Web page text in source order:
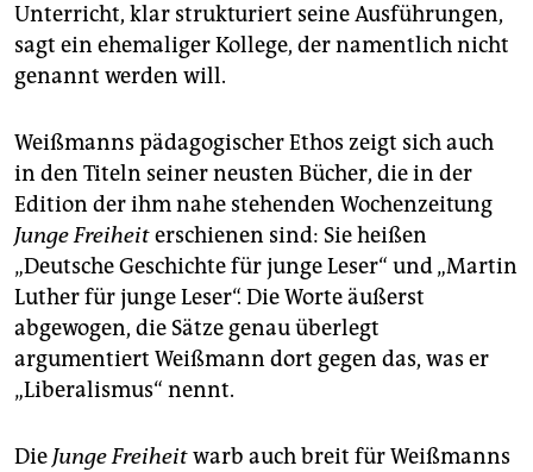
epaper login
Unterricht, klar strukturiert seine Ausführungen,
sagt ein ehemaliger Kollege, der namentlich nicht
genannt werden will.
Weißmanns pädagogischer Ethos zeigt sich auch
in den Titeln seiner neusten Bücher, die in der
Edition der ihm nahe stehenden Wochenzeitung
Junge Freiheiterschienen sind: Sie heißen
„Deutsche Geschichte für junge Leser“ und „Martin
Luther für junge Leser“. Die Worte äußerst
abgewogen, die Sätze genau überlegt
argumentiert Weißmann dort gegen das, was er
„Liberalismus“ nennt.
Die Junge Freiheitwarb auch breit für Weißmanns